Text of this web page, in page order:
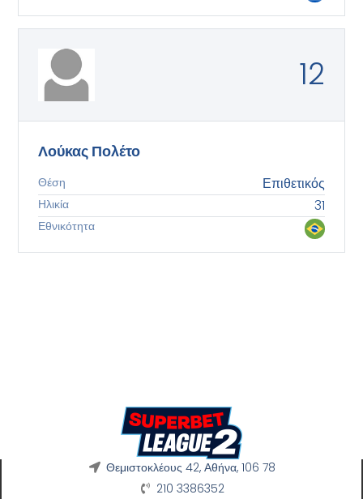
12
Λούκας Πολέτο
Θέση Επιθετικός
Ηλικία 31
Εθνικότητα
Θεμιστοκλέους 42, Αθήνα, 106 78
210 3386352